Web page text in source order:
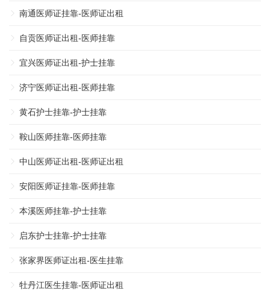
南通医师证挂靠-医师证出租
自贡医师证出租-医师挂靠
宜兴医师证出租-护士挂靠
济宁医师证出租-医师挂靠
黄石护士挂靠-护士挂靠
鞍山医师挂靠-医师挂靠
中山医师证出租-医师证出租
安阳医师证挂靠-医师挂靠
本溪医师挂靠-护士挂靠
启东护士挂靠-护士挂靠
张家界医师证出租-医生挂靠
牡丹江医生挂靠-医师证出租